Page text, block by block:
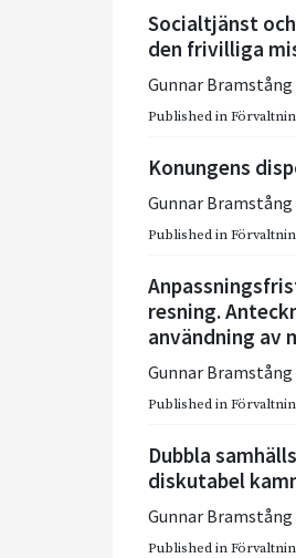
Socialtjänst
den frivilliga
Gunnar Bramstång
Published in
Konungens
Gunnar Bramstång
Published in
resning.
användning av
Gunnar Bramstång
Published in
Dubbla
diskutabel
Gunnar Bramstång
Published in